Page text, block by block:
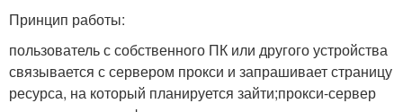
Принцип работы:
пользователь с собственного ПК или другого устройства
связывается с сервером прокси и запрашивает страницу
ресурса, на который планируется зайти;прокси-сервер